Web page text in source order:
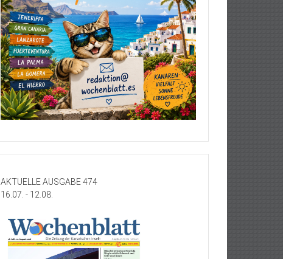
AKTUELLE AUSGABE 474
16.07. - 12.08.